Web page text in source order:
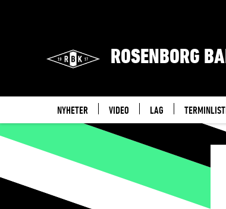
ROSENBORG
NYHETER VIDEO LAG